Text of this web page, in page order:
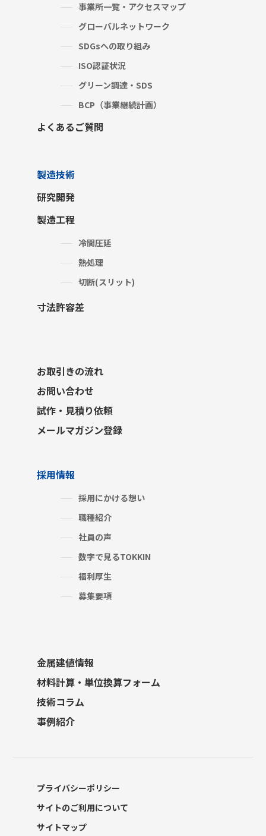
事業所一覧・アクセスマップ
グローバルネットワーク
SDGsへの取り組み
ISO認証状況
グリーン調達・SDS
BCP（事業継続計画）
よくあるご質問
製造技術
研究開発
製造工程
冷間圧延
熱処理
切断(スリット)
寸法許容差
お取引きの流れ
お問い合わせ
試作・見積り依頼
メールマガジン登録
採用情報
採用にかける想い
職種紹介
社員の声
数字で見るTOKKIN
福利厚生
募集要項
金属建値情報
材料計算・単位換算フォーム
技術コラム
事例紹介
プライバシーポリシー
サイトのご利用について
サイトマップ